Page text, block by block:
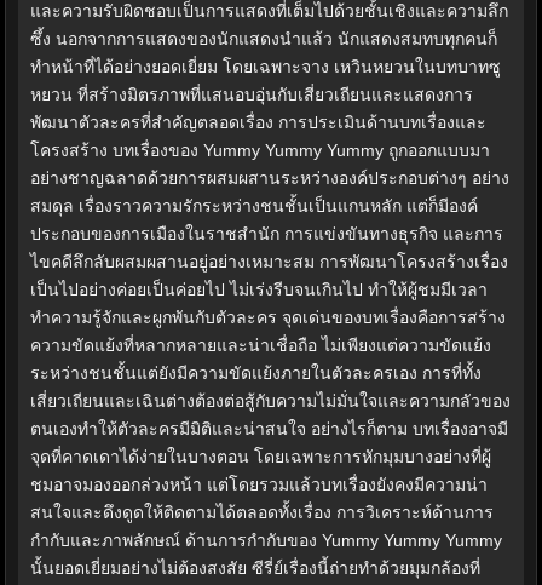
และความรับผิดชอบเป็นการแสดงที่เต็มไปด้วยชั้นเชิงและความลึก
ซึ้ง นอกจากการแสดงของนักแสดงนำแล้ว นักแสดงสมทบทุกคนก็
ทำหน้าที่ได้อย่างยอดเยี่ยม โดยเฉพาะจาง เหวินหยวนในบทบาทซู
หยวน ที่สร้างมิตรภาพที่แสนอบอุ่นกับเสี่ยวเถียนและแสดงการ
พัฒนาตัวละครที่สำคัญตลอดเรื่อง การประเมินด้านบทเรื่องและ
โครงสร้าง บทเรื่องของ Yummy Yummy Yummy ถูกออกแบบมา
อย่างชาญฉลาดด้วยการผสมผสานระหว่างองค์ประกอบต่างๆ อย่าง
สมดุล เรื่องราวความรักระหว่างชนชั้นเป็นแกนหลัก แต่ก็มีองค์
ประกอบของการเมืองในราชสำนัก การแข่งขันทางธุรกิจ และการ
ไขคดีลึกลับผสมผสานอยู่อย่างเหมาะสม การพัฒนาโครงสร้างเรื่อง
เป็นไปอย่างค่อยเป็นค่อยไป ไม่เร่งรีบจนเกินไป ทำให้ผู้ชมมีเวลา
ทำความรู้จักและผูกพันกับตัวละคร จุดเด่นของบทเรื่องคือการสร้าง
ความขัดแย้งที่หลากหลายและน่าเชื่อถือ ไม่เพียงแต่ความขัดแย้ง
ระหว่างชนชั้นแต่ยังมีความขัดแย้งภายในตัวละครเอง การที่ทั้ง
เสี่ยวเถียนและเฉินต่างต้องต่อสู้กับความไม่มั่นใจและความกลัวของ
ตนเองทำให้ตัวละครมีมิติและน่าสนใจ อย่างไรก็ตาม บทเรื่องอาจมี
จุดที่คาดเดาได้ง่ายในบางตอน โดยเฉพาะการหักมุมบางอย่างที่ผู้
ชมอาจมองออกล่วงหน้า แต่โดยรวมแล้วบทเรื่องยังคงมีความน่า
สนใจและดึงดูดให้ติดตามได้ตลอดทั้งเรื่อง การวิเคราะห์ด้านการ
กำกับและภาพลักษณ์ ด้านการกำกับของ Yummy Yummy Yummy
นั้นยอดเยี่ยมอย่างไม่ต้องสงสัย ซีรี่ย์เรื่องนี้ถ่ายทำด้วยมุมกล้องที่